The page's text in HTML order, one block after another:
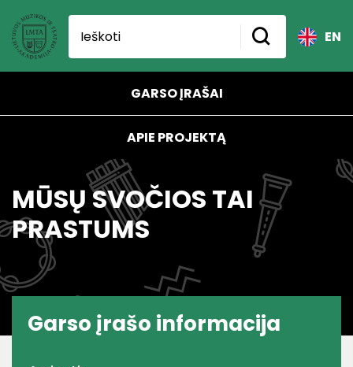
EN
GARSO ĮRAŠAI
APIE PROJEKTĄ
MŪSŲ SVOČIOS TAI
PRASTUMS
Garso įrašo informacija